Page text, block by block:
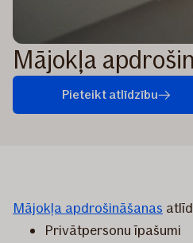
Mājokļa
Pieteikt atlīdzību
Mājokļa apdrošināšanas
Privātpersonu īpašumi